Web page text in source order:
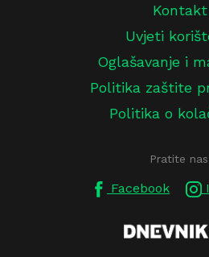
Kontakt
Uvjeti
Oglašavanje i
Politika zaštite
Politika o
Pratite
Facebook